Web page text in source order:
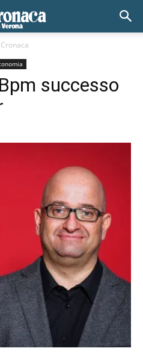
Cronaca
successo